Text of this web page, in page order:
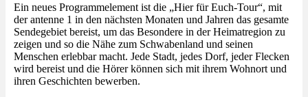
Ein neues Programmelement ist die „Hier für Euch-Tour“, mit
der antenne 1 in den nächsten Monaten und Jahren das gesamte
Sendegebiet bereist, um das Besondere in der Heimatregion zu
zeigen und so die Nähe zum Schwabenland und seinen
Menschen erlebbar macht. Jede Stadt, jedes Dorf, jeder Flecken
wird bereist und die Hörer können sich mit ihrem Wohnort und
ihren Geschichten bewerben.